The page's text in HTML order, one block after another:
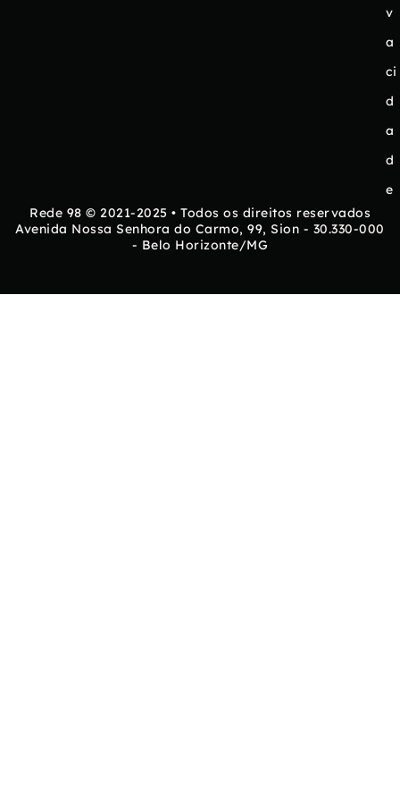
v
a
ci
d
a
d
e
Rede 98 © 2021-2025 • Todos os direitos reservados
Avenida Nossa Senhora do Carmo, 99, Sion - 30.330-000
- Belo Horizonte/MG